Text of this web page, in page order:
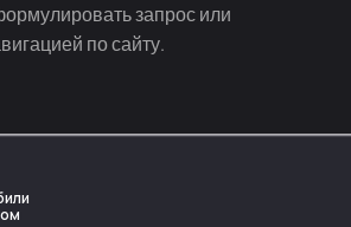
запрос или
по сайту.